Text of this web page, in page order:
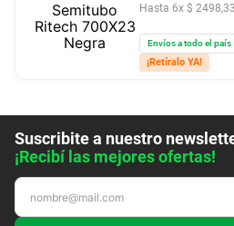
Hasta 6x $ 2498,33
Envíos a todo el país
¡Retíralo YA!
Suscribite a nuestro
¡Recibí las mejores ofertas!